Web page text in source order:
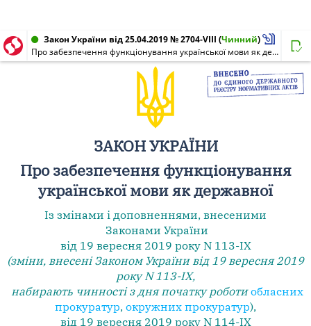
Закон України від 25.04.2019 № 2704-VIII (Чинний)
Про забезпечення функціонування української мови як державної